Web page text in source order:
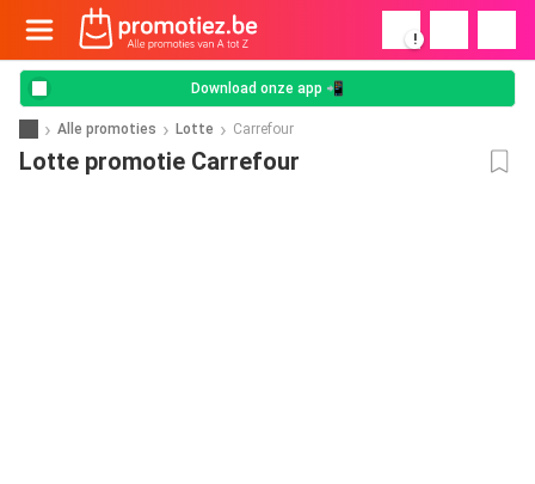
!
Download onze app 📲
Alle promoties Lotte Carrefour
Lotte promotie Carrefour